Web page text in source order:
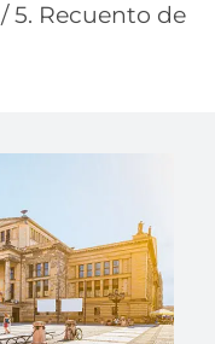
/ 5. Recuento de